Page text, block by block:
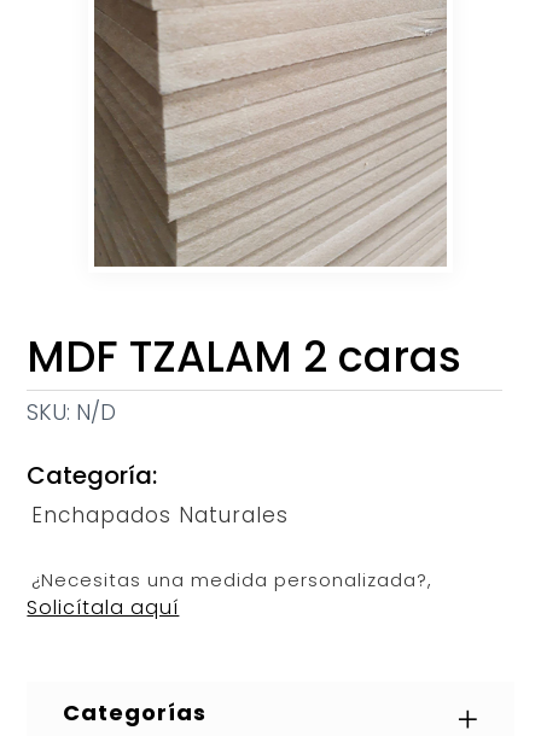
MDF TZALAM 2 caras
SKU: N/D
Categoría:
Enchapados Naturales
¿Necesitas una medida personalizada?,
Solicítala aquí
Categorías